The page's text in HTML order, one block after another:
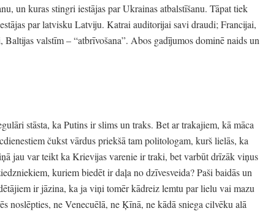
un kuras stingri iestājas par Ukrainas atbalstīšanu. Tāpat tiek
par latvisku Latviju. Katrai auditorijai savi draudi;Francijai,
Baltijas valstīm–“atbrīvošana”. Abos gadījumos dominē naids un
stāsta, ka Putins ir slims un traks. Bet ar trakajiem, kā māca
čukst vārdus priekšā tam politologam, kurš lielās, ka
jau var teikt ka Krievijas varenie ir traki, bet varbūt drīzāk viņus
kuriem biedēt ir daļa no dzīvesveida?Paši baidās un
ir jāzina, ka ja viņi tomēr kādreiz lemtu par lielu vai mazu
noslēpties, ne Venecuēlā, ne Ķīnā, ne kādā sniega cilvēku alā